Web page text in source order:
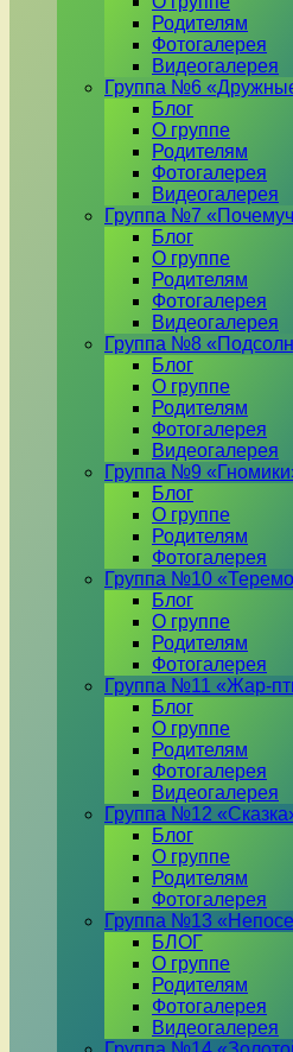
Родителям
Фотогалерея
Видеогалерея
Группа №6
Блог
О группе
Родителям
Фотогалерея
Видеогалерея
Группа №7
Блог
О группе
Родителям
Фотогалерея
Видеогалерея
Группа №8
Блог
О группе
Родителям
Фотогалерея
Видеогалерея
Группа №9
Блог
О группе
Родителям
Фотогалерея
Группа №10
Блог
О группе
Родителям
Фотогалерея
Группа №11 «Жар-
Блог
О группе
Родителям
Фотогалерея
Видеогалерея
Группа №12
Блог
О группе
Родителям
Фотогалерея
Группа №13
БЛОГ
О группе
Родителям
Фотогалерея
Видеогалерея